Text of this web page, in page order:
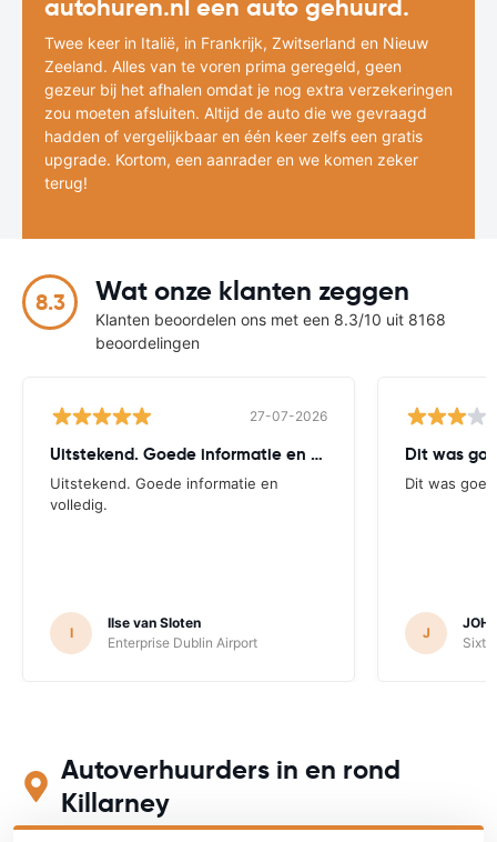
autohuren.nl een auto gehuurd.
Twee keer in Italië, in Frankrijk, Zwitserland en Nieuw
Zeeland. Alles van te voren prima geregeld, geen
gezeur bij het afhalen omdat je nog extra verzekeringen
zou moeten afsluiten. Altijd de auto die we gevraagd
hadden of vergelijkbaar en één keer zelfs een gratis
upgrade. Kortom, een aanrader en we komen zeker
terug!
8.3 Wat onze klanten zeggen
Klanten beoordelen ons met een 8.3/10 uit 8168
beoordelingen
27-07-2026
Uitstekend. Goede informatie en volledig
Uitstekend. Goede informatie en
volledig.
I
Ilse van Sloten
Enterprise Dublin Airport
Dit was
Dit was
J
Sixt
Autoverhuurders in en rond
Killarney
Bekijk op onderstaande kaart waar je een auto kunt huren